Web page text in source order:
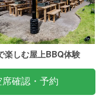
楽しむ屋上BBQ体験
席確認・予約